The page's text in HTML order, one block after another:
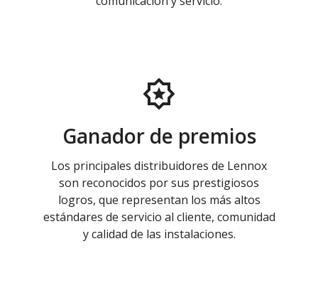
Ganador de premios
Los principales distribuidores de Lennox
son reconocidos por sus prestigiosos
logros, que representan los más altos
estándares de servicio al cliente, comunidad
y calidad de las instalaciones.